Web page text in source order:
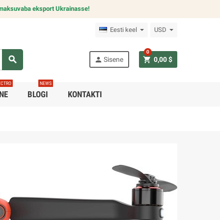
eksport Ukrainasse!
Eesti keel USD
search person Sisene shopping_cart 0,00 $
0
BLOGI
NEWS
KONTAKTI